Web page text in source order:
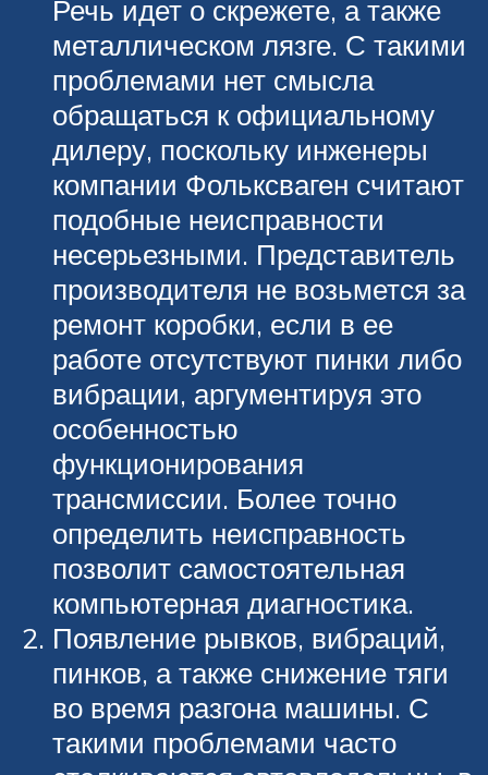
Речь идет о скрежете, а также
металлическом лязге. С такими
проблемами нет смысла
обращаться к официальному
дилеру, поскольку инженеры
компании Фольксваген считают
подобные неисправности
несерьезными. Представитель
производителя не возьмется за
ремонт коробки, если в ее
работе отсутствуют пинки либо
вибрации, аргументируя это
особенностью
функционирования
трансмиссии. Более точно
определить неисправность
позволит самостоятельная
компьютерная диагностика.
Появление рывков, вибраций,
пинков, а также снижение тяги
во время разгона машины. С
такими проблемами часто